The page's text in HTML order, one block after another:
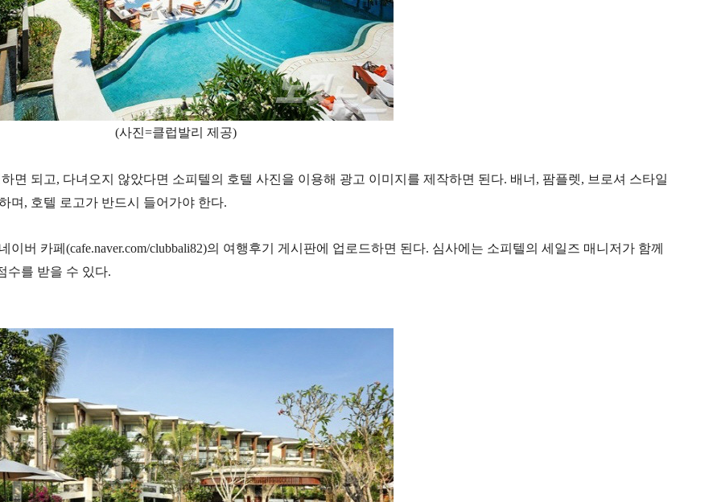
(사진=클럽발리 제공)
면 되고, 다녀오지 않았다면 소피텔의 호텔 사진을 이용해 광고 이미지를 제작하면 된다. 배너, 팜플렛, 브로셔 스타일
며, 호텔 로고가 반드시 들어가야 한다.
버 카페(cafe.naver.com/clubbali82)의 여행후기 게시판에 업로드하면 된다. 심사에는 소피텔의 세일즈 매니저가 함께
수를 받을 수 있다.